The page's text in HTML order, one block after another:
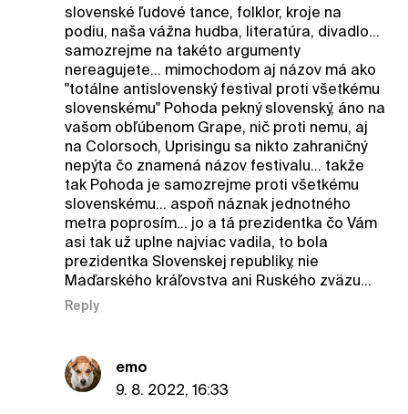
slovenské ľudové tance, folklor, kroje na
podiu, naša vážna hudba, literatúra, divadlo...
samozrejme na takéto argumenty
nereagujete... mimochodom aj názov má ako
"totálne antislovenský festival proti všetkému
slovenskému" Pohoda pekný slovenský, áno na
vašom obľúbenom Grape, nič proti nemu, aj
na Colorsoch, Uprisingu sa nikto zahraničný
nepýta čo znamená názov festivalu... takže
tak Pohoda je samozrejme proti všetkému
slovenskému... aspoň náznak jednotného
metra poprosím... jo a tá prezidentka čo Vám
asi tak už uplne najviac vadila, to bola
prezidentka Slovenskej republiky, nie
Maďarského kráľovstva ani Ruského zväzu...
Reply
emo
9. 8. 2022, 16:33